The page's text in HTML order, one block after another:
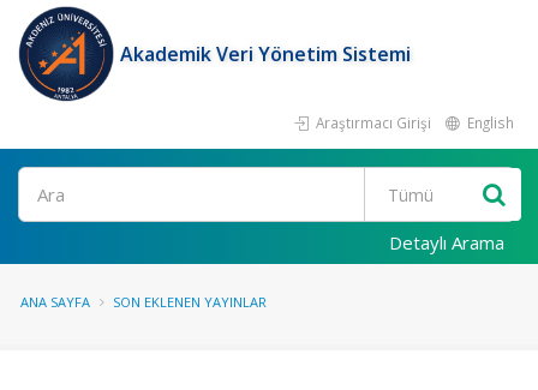
Akademik Veri Yönetim Sistemi
Araştırmacı Girişi English
Ara
Detaylı Arama
ANA SAYFA SON EKLENEN YAYINLAR